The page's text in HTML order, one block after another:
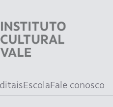
EscolaFale conosco